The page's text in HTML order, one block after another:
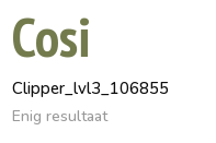
Cosi
Clipper_lvl3_106855
Enig resultaat